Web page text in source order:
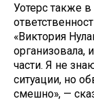
Уотерс также
«Виктория
организовала,
части. Я не
ситуации, но
смешно», —